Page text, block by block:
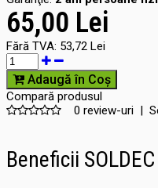
65,00 Lei
Fără TVA: 53,72 Lei
Adaugă în Coş
Compară produsul
0 review-uri |
Beneficii SOLDEC